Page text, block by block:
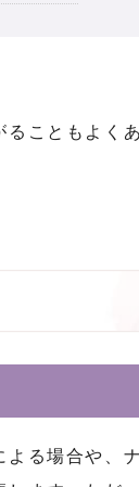
こともよく
る場合や、